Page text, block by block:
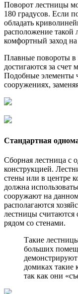
Поворот лестницы
180 градусов. Если
обладать
расположение такой
комфортный заход
Плавные повороты в
достигаются за счет
Подобные элементы
сооружениях,
Стандартная
Сборная лестница с
конструкцией.
стены или в центре
должна
сооружают на
располагаются
лестницы
рядом со стенами.
Такие
больших
домиках такие
так как они